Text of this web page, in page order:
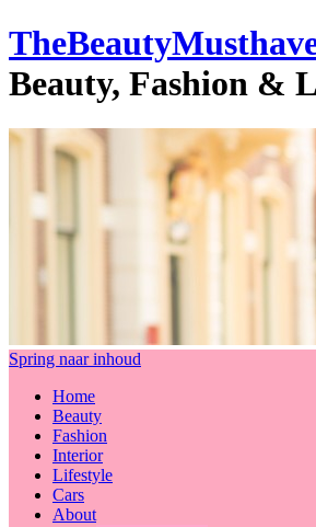
Beauty, Fashion &
Spring naar inhoud
Home
Beauty
Fashion
Interior
Lifestyle
Cars
About